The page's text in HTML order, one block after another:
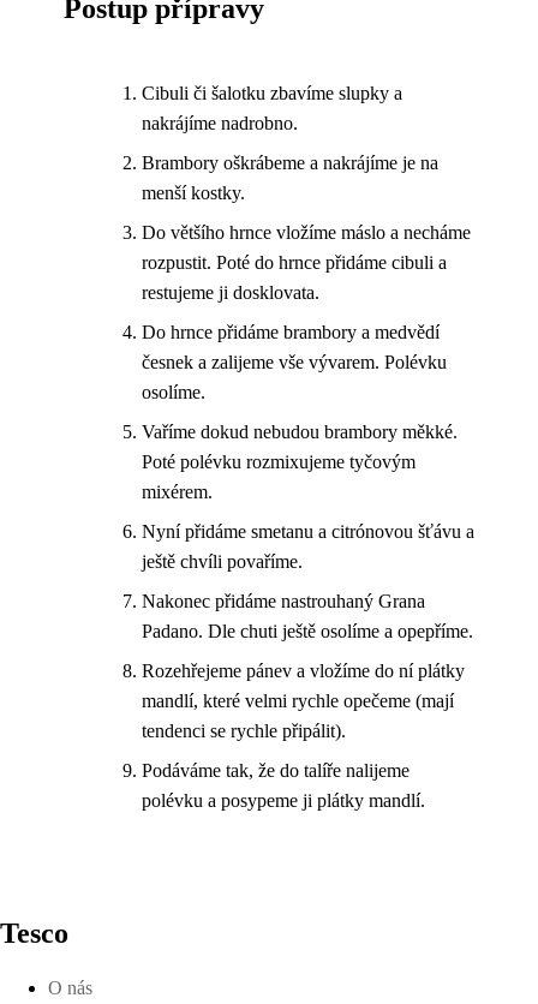
Postup přípravy
Cibuli či šalotku zbavíme slupky a
nakrájíme nadrobno.
Brambory oškrábeme a nakrájíme je na
menší kostky.
Do většího hrnce vložíme máslo a necháme
rozpustit. Poté do hrnce přidáme cibuli a
restujeme ji dosklovata.
Do hrnce přidáme brambory a medvědí
česnek a zalijeme vše vývarem. Polévku
osolíme.
Vaříme dokud nebudou brambory měkké.
Poté polévku rozmixujeme tyčovým
mixérem.
Nyní přidáme smetanu a citrónovou šťávu a
ještě chvíli povaříme.
Nakonec přidáme nastrouhaný Grana
Padano. Dle chuti ještě osolíme a opepříme.
Rozehřejeme pánev a vložíme do ní plátky
mandlí, které velmi rychle opečeme (mají
tendenci se rychle připálit).
Podáváme tak, že do talíře nalijeme
polévku a posypeme ji plátky mandlí.
Tesco
O nás